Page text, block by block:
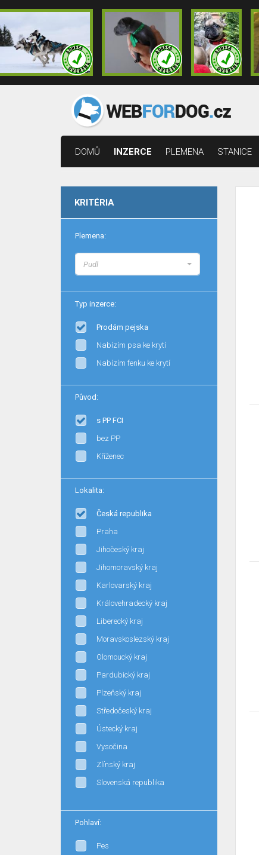
DOMŮ INZERCE PLEMENA STANICE
KRITÉRIA
Plemena:
Pudl
Typ inzerce:
Prodám pejska
Nabízím psa ke krytí
Nabízím fenku ke krytí
Původ:
s PP FCI
bez PP
Kříženec
Lokalita:
Česká republika
Praha
Jihočeský kraj
Jihomoravský kraj
Karlovarský kraj
Královehradecký kraj
Liberecký kraj
Moravskoslezský kraj
Olomoucký kraj
Pardubický kraj
Plzeňský kraj
Středočeský kraj
Ústecký kraj
Vysočina
Zlínský kraj
Slovenská republika
Pohlaví:
Pes